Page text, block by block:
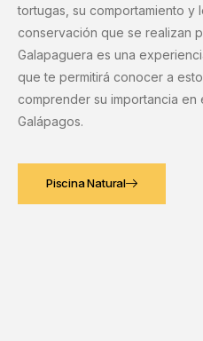
tortugas, su comportamiento y
conservación que se realizan
Galapaguera es una
que te permitirá conocer a
comprender su importancia en
Galápagos.
Piscina Natural